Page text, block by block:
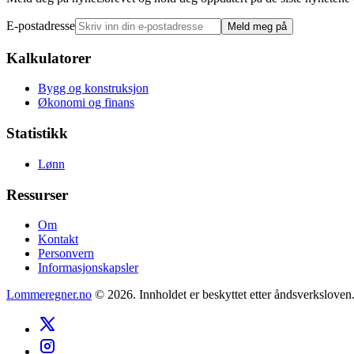
E-postadresse Meld meg på
Kalkulatorer
Bygg og konstruksjon
Økonomi og finans
Statistikk
Lønn
Ressurser
Om
Kontakt
Personvern
Informasjonskapsler
Lommeregner.no © 2026. Innholdet er beskyttet etter åndsverksloven.